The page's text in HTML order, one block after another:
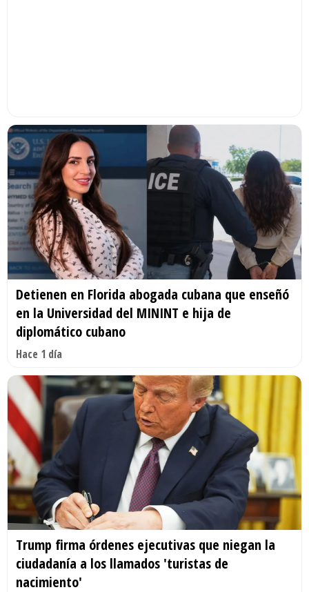
Detienen en Florida abogada cubana que enseñó
en la Universidad del MININT e hija de
diplomático cubano
Hace 1 día
Trump firma órdenes ejecutivas que niegan la
ciudadanía a los llamados 'turistas de
nacimiento'